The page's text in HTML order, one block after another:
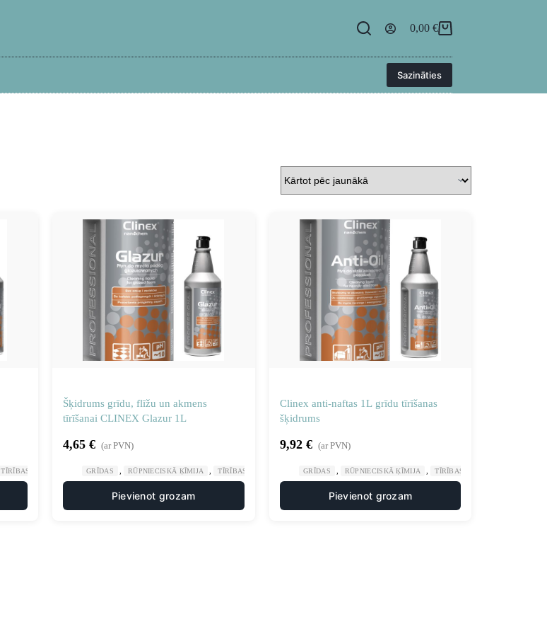
0,00 €
Sazināties
TĪRĪBAS UZTURĒŠANA
Šķidrums grīdu, flīžu un akmens
tīrīšanai CLINEX Glazur 1L
4,65 € (ar PVN)
GRĪDAS RŪPNIECISKĀ ĶĪMIJA TĪRĪBAS UZTURĒŠANA
Pievienot grozam
Clinex anti-naftas 1L grīdu tīrīšanas
šķidrums
9,92 € (ar PVN)
GRĪDAS RŪPNIECISKĀ ĶĪMIJA TĪRĪBAS UZTURĒŠANA
Pievienot grozam